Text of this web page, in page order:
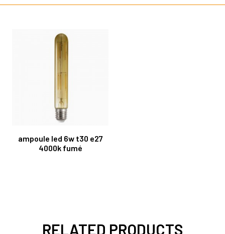
ampoule led 6w t30 e27
4000k fumé
RELATED PRODUCTS